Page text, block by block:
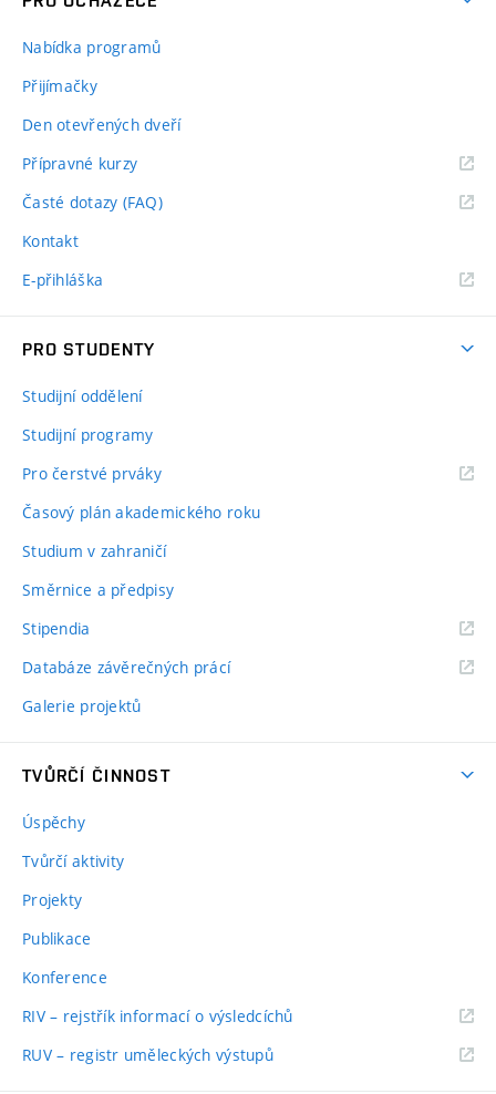
Nabídka programů
Přijímačky
Den otevřených dveří
Přípravné kurzy
Časté dotazy (FAQ)
Kontakt
E-přihláška
PRO STUDENTY
Studijní oddělení
Studijní programy
Pro čerstvé prváky
Časový plán akademického roku
Studium v zahraničí
Směrnice a předpisy
Stipendia
Databáze závěrečných prácí
Galerie projektů
TVŮRČÍ ČINNOST
Úspěchy
Tvůrčí aktivity
Projekty
Publikace
Konference
RIV – rejstřík informací o výsledcíchů
RUV – registr uměleckých výstupů